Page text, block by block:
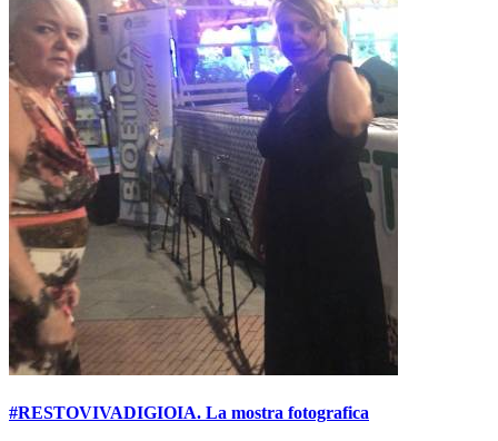
#RESTOVIVADIGIOIA. La mostra fotografica